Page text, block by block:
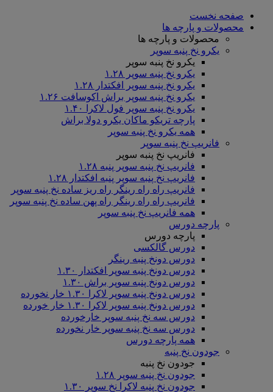
صفحه نخست
محصولات و پارچه ها
محصولات و پارچه ها
یکرو نخ پنبه سوپر
یکرو نخ پنبه سوپر
یکرو نخ پنبه سوپر ۱.۲۸
یکرو نخ پنبه سوپر افکتدار ۱.۲۸
یکرو نخ پنبه سوپر براش اکوسافت ۱.۲۶
یکرو نخ پنبه سوپر فول لاکرا ۱.۴۰
پارچه تریکو ماکان یکرو دولا براش
همه یکرو نخ پنبه سوپر
فانریپ نخ پنبه سوپر
فانریپ نخ پنبه سوپر
فانریپ نخ پنبه سوپر پنبه ۱.۲۸
فانریپ نخ پنبه سوپر پنبه افکتدار ۱.۲۸
فانریپ راه راه رینگر راه ریز ساده نخ پنبه سوپر
فانریپ راه راه رینگر راه پهن ساده نخ پنبه سوپر
همه فانریپ نخ پنبه سوپر
پارچه دورس
پارچه دورس
دورس گالکسی
دورس دونخ پنبه رینگر
دورس دونخ پنبه سوپر افکتدار ۱.۳۰
دورس دونخ پنبه سوپر براش ۱.۳۰
دورس دونخ پنبه سوپر لاکرا ۱.۳۰ خار نخورده
دورس دونخ پنبه سوپر لاکرا ۱.۳۰ خار خورده
دورس سه نخ پنبه سوپر خارخورده
دورس سه نخ پنبه سوپر خار نخورده
همه پارچه دورس
جودون نخ پنبه
جودون نخ پنبه
جودون نخ پنبه سوپر ۱.۲۸
جودون نخ پنبه لاکرا نخ سوپر ۱.۳۰